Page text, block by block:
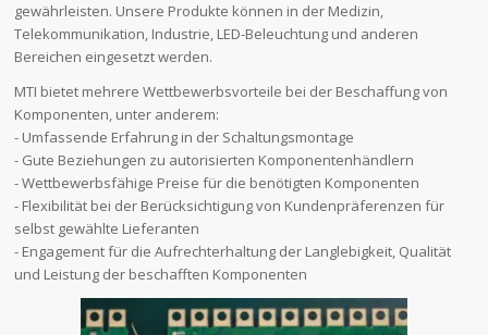
gewährleisten. Unsere Produkte können in der Medizin,
Telekommunikation, Industrie, LED-Beleuchtung und anderen
Bereichen eingesetzt werden.
MTI bietet mehrere Wettbewerbsvorteile bei der Beschaffung von
Komponenten, unter anderem:
- Umfassende Erfahrung in der Schaltungsmontage
- Gute Beziehungen zu autorisierten Komponentenhändlern
- Wettbewerbsfähige Preise für die benötigten Komponenten
- Flexibilität bei der Berücksichtigung von Kundenpräferenzen für
selbst gewählte Lieferanten
- Engagement für die Aufrechterhaltung der Langlebigkeit, Qualität
und Leistung der beschafften Komponenten